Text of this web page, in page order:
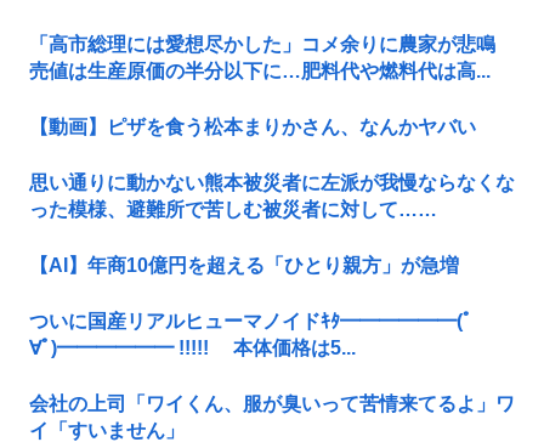
「高市総理には愛想尽かした」コメ余りに農家が悲鳴
売値は生産原価の半分以下に…肥料代や燃料代は高...
【動画】ピザを食う松本まりかさん、なんかヤバい
思い通りに動かない熊本被災者に左派が我慢ならなくな
った模様、避難所で苦しむ被災者に対して……
【AI】年商10億円を超える「ひとり親方」が急増
ついに国産リアルヒューマノイドｷﾀ━━━━━━(ﾟ
∀ﾟ)━━━━━━ !!!!! 本体価格は5...
会社の上司「ワイくん、服が臭いって苦情来てるよ」ワ
イ「すいません」